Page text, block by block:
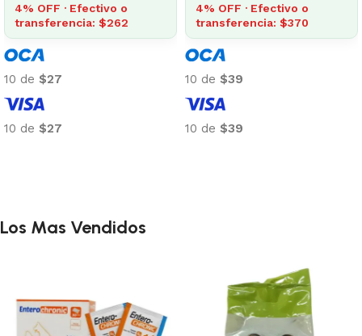
4% OFF · Efectivo o
transferencia: $296
10 de$31
10 de$31
4% OFF · Efectivo o
transferencia: $328
10 de$34
10 de$34
Los Mas Vendidos